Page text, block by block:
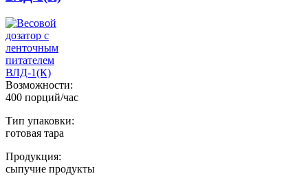
Возможности:
400 порций/час
Тип упаковки:
готовая тара
Продукция:
сыпучие продукты